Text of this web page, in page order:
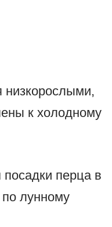
низкорослыми,
к холодному
перца в
по лунному